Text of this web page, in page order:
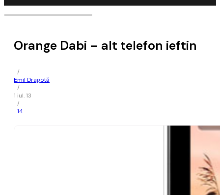
Orange Dabi – alt telefon ieftin
/
Emil Dragotă
/
1 iul. 13
/
14